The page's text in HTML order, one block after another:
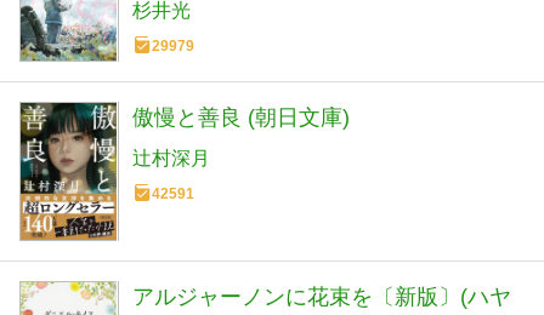
杉井光
29979
傲慢と善良 (朝日文庫)
辻村深月
42591
アルジャーノンに花束を〔新版〕(ハヤ